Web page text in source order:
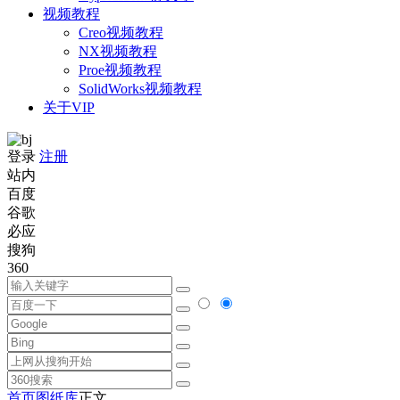
视频教程
Creo视频教程
NX视频教程
Proe视频教程
SolidWorks视频教程
关于VIP
登录 注册
站内
百度
谷歌
必应
搜狗
360